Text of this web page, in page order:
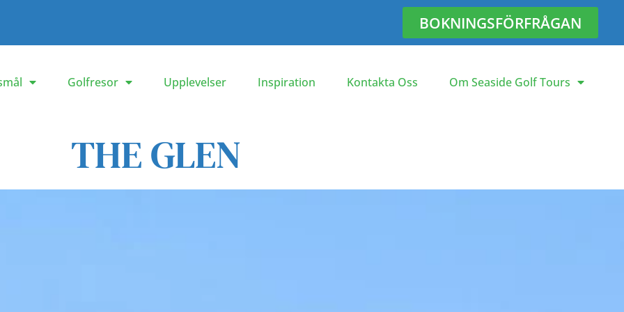
BOKNINGSFÖRFRÅGAN
Golfresor Upplevelser Inspiration Kontakta Oss Om Seaside Golf Tours
THE GLEN